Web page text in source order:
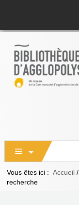
Vous êtes ici : Accueil /
recherche